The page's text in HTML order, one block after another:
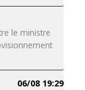
le ministre
06/08 19:29